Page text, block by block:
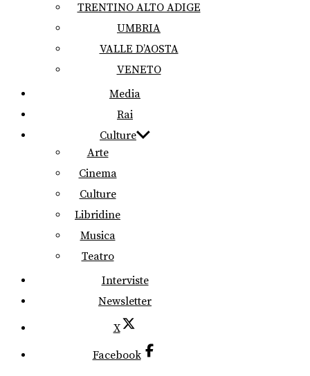
TRENTINO ALTO ADIGE
UMBRIA
VALLE D’AOSTA
VENETO
Media
Rai
Culture
Arte
Cinema
Culture
Libridine
Musica
Teatro
Interviste
Newsletter
X
Facebook